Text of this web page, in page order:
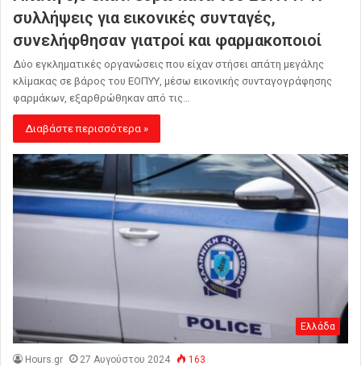
συλλήψεις για εικονικές συνταγές,
συνελήφθησαν γιατροί και φαρμακοποιοί
Δύο εγκληματικές οργανώσεις που είχαν στήσει απάτη μεγάλης
κλίμακας σε βάρος του ΕΟΠΥΥ, μέσω εικονικής συνταγογράφησης
φαρμάκων, εξαρθρώθηκαν από τις…
Διαβάστε περισσότερα »
Ελλάδα
Hours.gr 27 Αυγούστου 2024 163